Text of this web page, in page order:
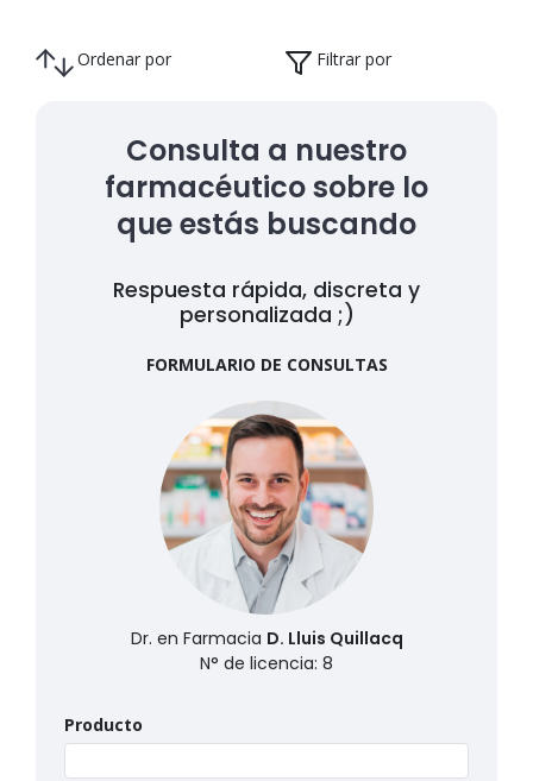
Ordenar por Filtrar por
Consulta a nuestro
farmacéutico sobre lo
que estás buscando
Respuesta rápida, discreta y
personalizada ;)
FORMULARIO DE CONSULTAS
Dr. en Farmacia D. Lluis Quillacq
N° de licencia: 8
Producto